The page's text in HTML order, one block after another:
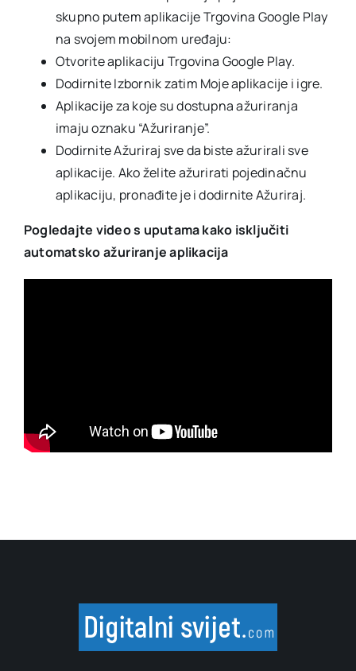
skupno putem aplikacije Trgovina Google Play
na svojem mobilnom uređaju:
Otvorite aplikaciju Trgovina Google Play.
Dodirnite Izbornik zatim Moje aplikacije i igre.
Aplikacije za koje su dostupna ažuriranja
imaju oznaku “Ažuriranje”.
Dodirnite Ažuriraj sve da biste ažurirali sve
aplikacije. Ako želite ažurirati pojedinačnu
aplikaciju, pronađite je i dodirnite Ažuriraj.
Pogledajte video s uputama kako isključiti
automatsko ažuriranje aplikacija